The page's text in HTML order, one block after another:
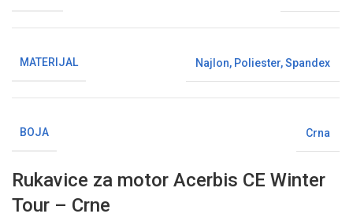
MATERIJAL Najlon, Poliester,Spandex
BOJA Crna
Rukavice za motor Acerbis CE Winter
Tour – Crne